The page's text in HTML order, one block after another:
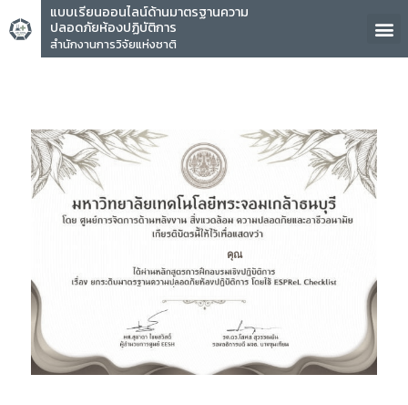
แบบเรียนออนไลน์ด้านมาตรฐานความ
ปลอดภัยห้องปฏิบัติการ
สำนักงานการวิจัยแห่งชาติ
คุณ